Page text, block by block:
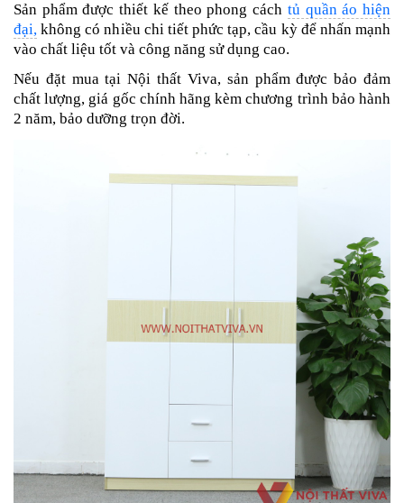
Sản phẩm được thiết kế theo phong cách tủ quần áo hiện
đại, không có nhiều chi tiết phức tạp, cầu kỳ để nhấn mạnh
vào chất liệu tốt và công năng sử dụng cao.
Nếu đặt mua tại Nội thất Viva, sản phẩm được bảo đảm
chất lượng, giá gốc chính hãng kèm chương trình bảo hành
2 năm, bảo dưỡng trọn đời.